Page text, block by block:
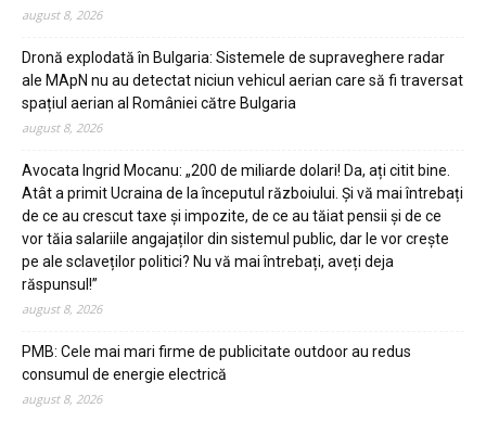
august 8, 2026
Dronă explodată în Bulgaria: Sistemele de supraveghere radar
ale MApN nu au detectat niciun vehicul aerian care să fi traversat
spațiul aerian al României către Bulgaria
august 8, 2026
Avocata Ingrid Mocanu: „200 de miliarde dolari! Da, ați citit bine.
Atât a primit Ucraina de la începutul războiului. Și vă mai întrebați
de ce au crescut taxe și impozite, de ce au tăiat pensii și de ce
vor tăia salariile angajaților din sistemul public, dar le vor crește
pe ale sclaveților politici? Nu vă mai întrebați, aveți deja
răspunsul!”
august 8, 2026
PMB: Cele mai mari firme de publicitate outdoor au redus
consumul de energie electrică
august 8, 2026